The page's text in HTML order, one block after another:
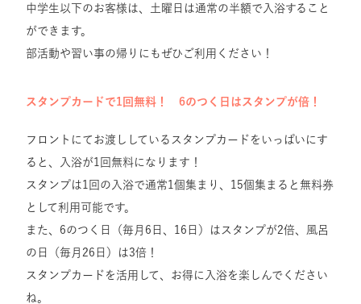
中学生以下のお客様は、土曜日は通常の半額で入浴すること
ができます。
部活動や習い事の帰りにもぜひご利用ください！
スタンプカードで1回無料！ 6のつく日はスタンプが倍！
フロントにてお渡ししているスタンプカードをいっぱいにす
ると、入浴が1回無料になります！
スタンプは1回の入浴で通常1個集まり、15個集まると無料券
として利用可能です。
また、6のつく日（毎月6日、16日）はスタンプが2倍、風呂
の日（毎月26日）は3倍！
スタンプカードを活用して、お得に入浴を楽しんでください
ね。